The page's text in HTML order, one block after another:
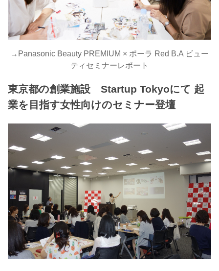
→ Panasonic Beauty PREMIUM × ポーラ Red B.A ビュー
ティセミナーレポート
東京都の創業施設 Startup Tokyoにて 起
業を目指す女性向けのセミナー登壇